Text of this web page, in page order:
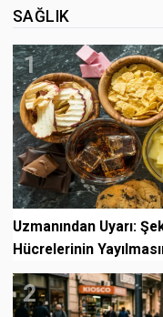
SAĞLIK
1
Uzmanından Uyarı:
Hücrelerinin
2